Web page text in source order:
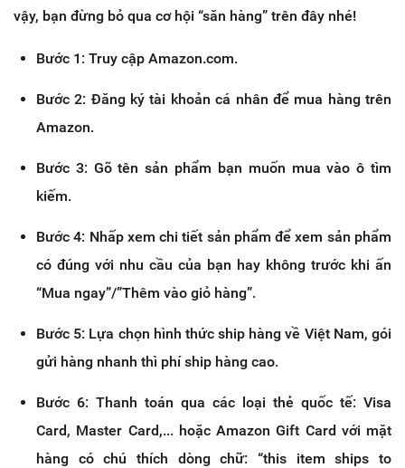
vậy, bạn đừng bỏ qua cơ hội “săn hàng” trên đây nhé!
Bước 1: Truy cập Amazon.com.
Bước 2: Đăng ký tài khoản cá nhân để mua hàng trên
Amazon.
Bước 3: Gõ tên sản phẩm bạn muốn mua vào ô tìm
kiếm.
Bước 4: Nhấp xem chi tiết sản phẩm để xem sản phẩm
có đúng với nhu cầu của bạn hay không trước khi ấn
“Mua ngay”/”Thêm vào giỏ hàng”.
Bước 5: Lựa chọn hình thức ship hàng về Việt Nam, gói
gửi hàng nhanh thì phí ship hàng cao.
Bước 6: Thanh toán qua các loại thẻ quốc tế: Visa
Card, Master Card,... hoặc Amazon Gift Card với mặt
hàng có chú thích dòng chữ: “this item ships to